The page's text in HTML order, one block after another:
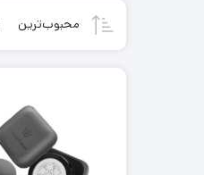
محبوب‌ترین